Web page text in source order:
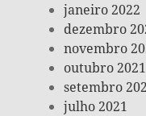
janeiro 2022
dezembro
novembro
outubro 2021
setembro
julho 2021